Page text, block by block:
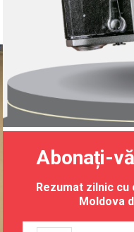
Abonați-
Rezumat zilnic
Moldova